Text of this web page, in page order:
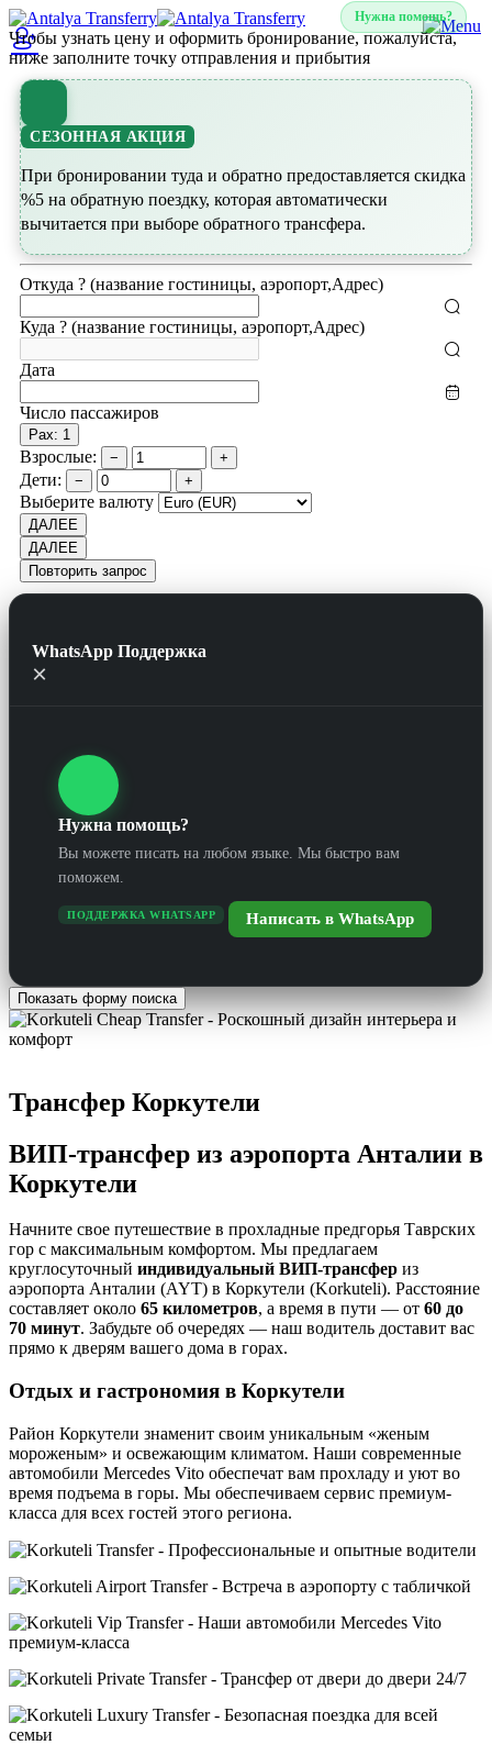
Нужна помощь?
Чтобы узнать цену и оформить бронирование, пожалуйста,
ниже заполните точку отправления и прибытия
СЕЗОННАЯ АКЦИЯ
При бронировании туда и обратно предоставляется скидка
%5 на обратную поездку, которая автоматически
вычитается при выборе обратного трансфера.
Откуда ? (название гостиницы, аэропорт,Адрес)
Куда ? (название гостиницы, аэропорт,Адрес)
Дата
Число пассажиров
Pax: 1
Взрослые: − +
Дети: − +
Выберите валюту
ДАЛЕЕ
ДАЛЕЕ
Повторить запрос
WhatsApp Поддержка
×
Нужна помощь?
Вы можете писать на любом языке. Мы быстро вам
поможем.
ПОДДЕРЖКА WHATSAPP Написать в WhatsApp
Показать форму поиска
Трансфер Коркутели
ВИП-трансфер из аэропорта Анталии в
Коркутели
Начните свое путешествие в прохладные предгорья Таврских
гор с максимальным комфортом. Мы предлагаем
круглосуточный индивидуальный ВИП-трансфер из
аэропорта Анталии (AYT) в Коркутели (Korkuteli). Расстояние
составляет около 65 километров, а время в пути — от 60 до
70 минут. Забудьте об очередях — наш водитель доставит вас
прямо к дверям вашего дома в горах.
Отдых и гастрономия в Коркутели
Район Коркутели знаменит своим уникальным «женым
мороженым» и освежающим климатом. Наши современные
автомобили Mercedes Vito обеспечат вам прохладу и уют во
время подъема в горы. Мы обеспечиваем сервис премиум-
класса для всех гостей этого региона.